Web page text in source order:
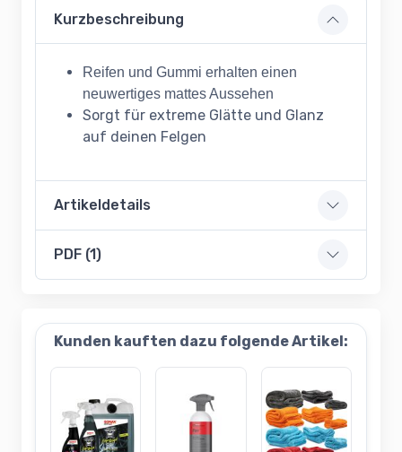
Kurzbeschreibung
Reifen und Gummi erhalten einen
neuwertiges mattes Aussehen
Sorgt für extreme Glätte und Glanz
auf deinen Felgen
Artikeldetails
PDF (1)
Kunden kauften dazu folgende Artikel: